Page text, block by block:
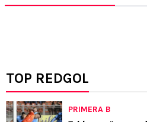
TOP REDGOL
PRIMERA B